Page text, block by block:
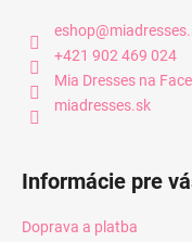
eshop@
+421 902 469 024
Mia Dresses na
miadresses.sk
Informácie pre
Doprava a platba